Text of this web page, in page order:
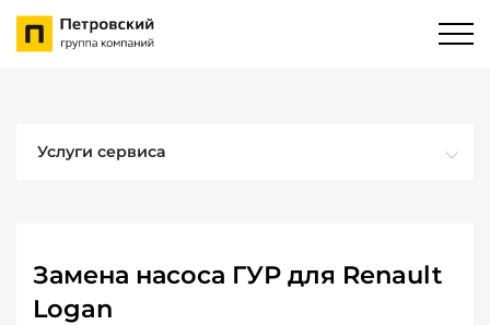
Услуги сервиса
Замена насоса ГУР для Renault
Logan